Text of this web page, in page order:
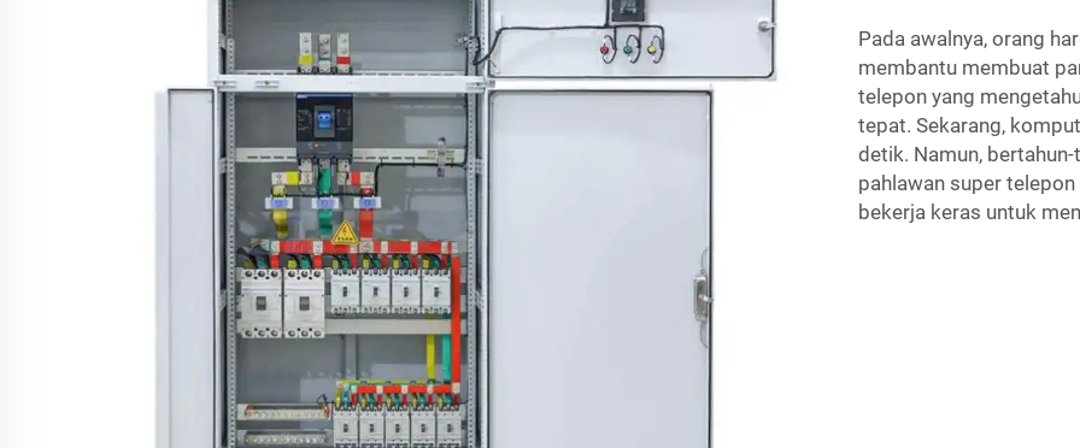
Pada awalnya, orang
membantu membuat
telepon yang
tepat. Sekarang,
detik. Namun,
pahlawan super
bekerja keras untuk